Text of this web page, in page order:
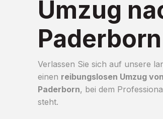
Umzug
Paderborn
Verlassen Sie sich auf unsere
einen reibungslosen Umzug
Paderborn, bei dem
steht.